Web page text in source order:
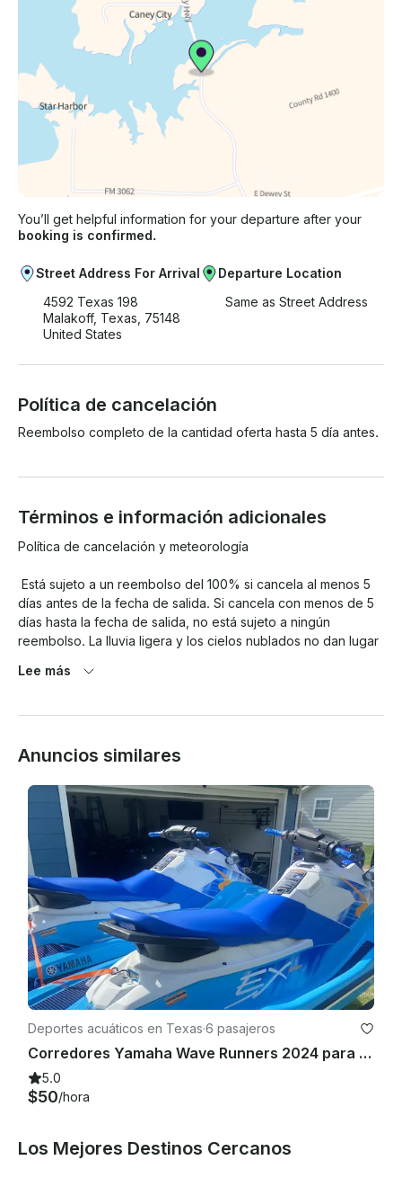
You’ll get helpful information for your departure after your
booking is confirmed.
Street Address For Arrival
4592 Texas 198
Malakoff, Texas, 75148
United States
Departure Location
Same as Street Address
Política de cancelación
Reembolso completo de la cantidad oferta hasta 5 día antes.
Términos e información adicionales
Política de cancelación y meteorología
días antes de la fecha de salida. Si cancela con menos de 5
días hasta la fecha de salida, no está sujeto a ningún
reembolso. La lluvia ligera y los cielos nublados no dan lugar
un 80% de probabilidades de que se produzcan tormentas
ofreceremos un reembolso completo
. Todos los inquilinos están sujetos a un depósito
reembolsará a la tarjeta del arrendatario si las motos
acuáticas se
barco o la moto acuática nació antes del 1 de septiembre de
1993, NO necesita ningún tipo de licencia de navegación ni
tarjeta de seguridad para navegantes. Si nació después del 1
de septiembre de 1993, tendrá que realizar un
curso/cuestionario en línea de 11$ antes de conducir el barco
Texas, a través de BoatUS). Proporcionaré la información
sobre cómo completar dicho curso/cuestionario
Lee más
Anuncios similares
Deportes acuáticos en Texas·6 pasajeros
Corredores Yamaha Wave Runners 2024 para alquiler por horas o por día en Mabank, TX
5.0
$50/hora
Los Mejores Destinos Cercanos